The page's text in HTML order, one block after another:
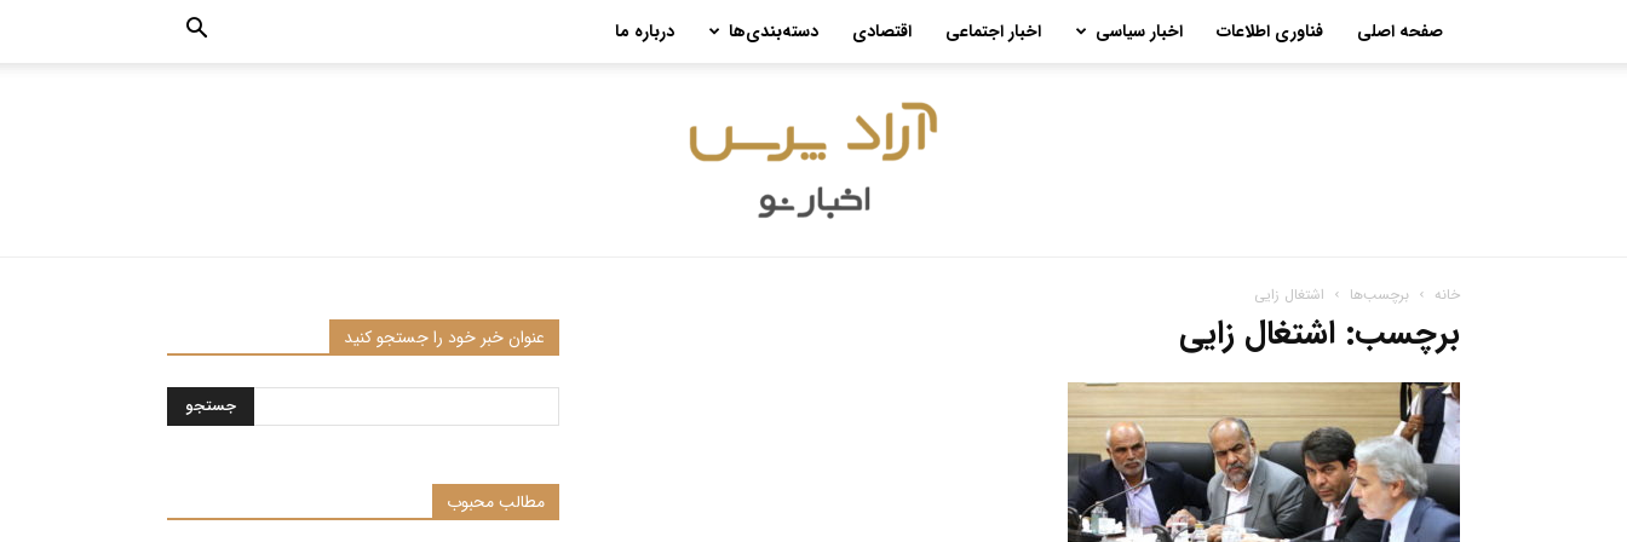
صفحه اصلی فناوری اطلاعات اخبار سیاسی اخبار اجتماعی اقتصادی دسته‌بندی‌ها درباره ما
خانه برچسب‌ها اشتغال زایی
برچسب: اشتغال زایی عنوان خبر خود را جستجو کنید
مطالب محبوب